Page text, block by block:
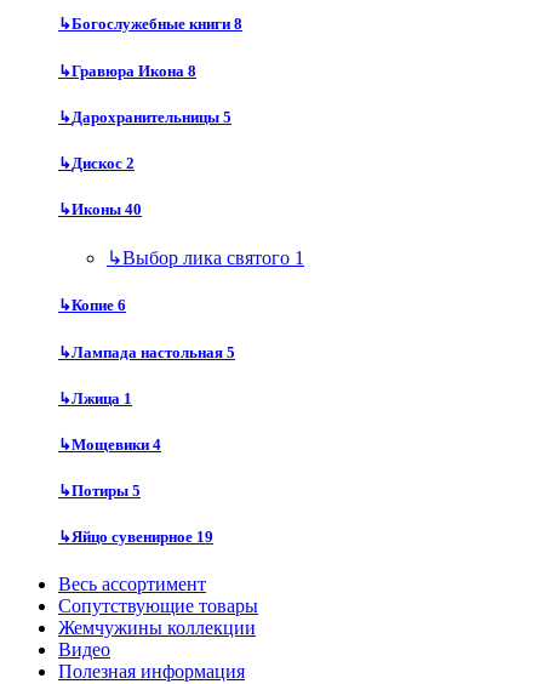
↳Богослужебные книги 8
↳Гравюра Икона 8
↳Дарохранительницы 5
↳Дискос 2
↳Иконы 40
↳Выбор лика святого 1
↳Копие 6
↳Лампада настольная 5
↳Лжица 1
↳Мощевики 4
↳Потиры 5
↳Яйцо сувенирное 19
Весь ассортимент
Сопутствующие товары
Жемчужины коллекции
Видео
Полезная информация